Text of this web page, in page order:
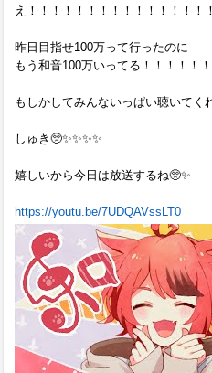
え！！！！！！！！！！！！！！！
昨日目指せ100万って行ったのに
もう和音100万いってる！！！！！
もしかしてみんないっぱい聴いてく
しゅき🥺✨✨✨✨
嬉しいから今日は放送するね🥺✨
https://youtu.be/7UDQAVssLT0